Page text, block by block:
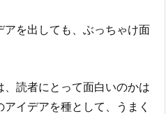
アを出しても、ぶっちゃけ面
読者にとって面白いのかは
イデアを種として、うまく